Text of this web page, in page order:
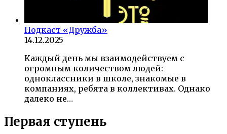
Подкаст «Дружба»
14.12.2025
Каждый день мы взаимодействуем с
огромным количеством людей:
одноклассники в школе, знакомые в
компаниях, ребята в коллективах. Однако
далеко не…
Первая ступень